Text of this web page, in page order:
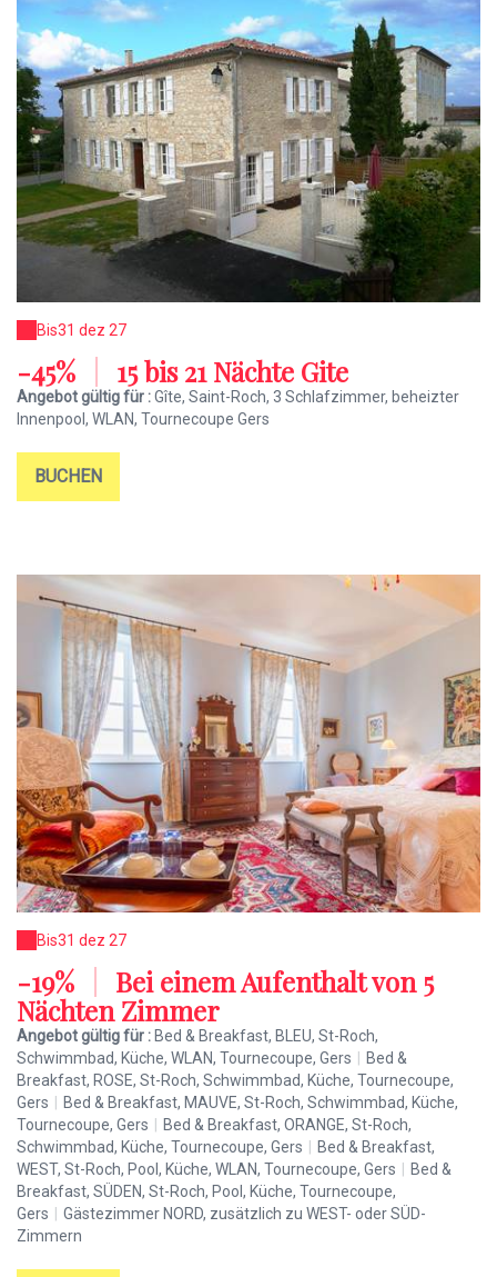
Bis31 dez 27
-45% 15 bis 21 Nächte Gite
Angebot gültig für :Gîte, Saint-Roch, 3 Schlafzimmer, beheizter
Innenpool, WLAN, Tournecoupe Gers
BUCHEN
Bis31 dez 27
-19%
Bei einem Aufenthalt von 5
Nächten Zimmer
Angebot gültig für : Bed & Breakfast, BLEU, St-Roch,
Schwimmbad, Küche, WLAN, Tournecoupe, Gers
Bed &
Breakfast, ROSE, St-Roch, Schwimmbad, Küche, Tournecoupe,
Gers
Bed & Breakfast, MAUVE, St-Roch, Schwimmbad, Küche,
Tournecoupe, Gers
Bed & Breakfast, ORANGE, St-Roch,
Schwimmbad, Küche, Tournecoupe, Gers
Bed & Breakfast,
WEST, St-Roch, Pool, Küche, WLAN, Tournecoupe, Gers
Bed &
Breakfast, SÜDEN, St-Roch, Pool, Küche, Tournecoupe,
Gers
Gästezimmer NORD, zusätzlich zu WEST- oder SÜD-
Zimmern